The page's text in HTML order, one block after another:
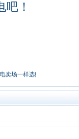
！
卖场一样选购太阳能屋顶